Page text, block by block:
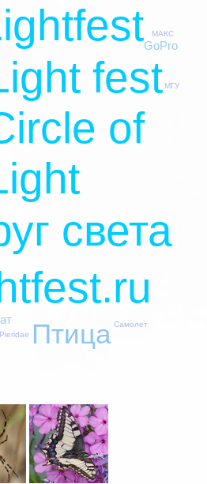
of
света
fest
Птица
GoPro
МГУ
Pieridae
МАКС
Самолет